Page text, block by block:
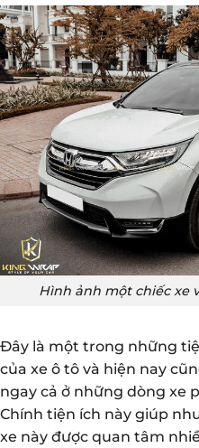
Hình ảnh một chiếc xe
Đây là một trong những
của xe ô tô và hiện nay
ngay cả ở những dòng xe
Chính tiện ích này giúp
xe này được quan tâm